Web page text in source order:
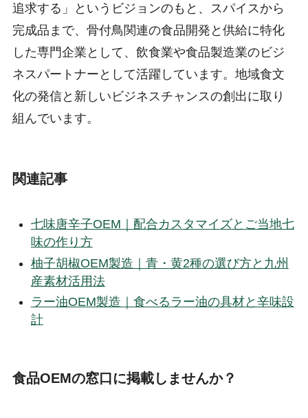
追求する」というビジョンのもと、スパイスから
完成品まで、骨付鳥関連の食品開発と供給に特化
した専門企業として、飲食業や食品製造業のビジ
ネスパートナーとして活躍しています。地域食文
化の発信と新しいビジネスチャンスの創出に取り
組んでいます。
関連記事
七味唐辛子OEM｜配合カスタマイズとご当地七
味の作り方
柚子胡椒OEM製造｜青・黄2種の選び方と九州
産素材活用法
ラー油OEM製造｜食べるラー油の具材と辛味設
計
食品OEMの窓口に掲載しませんか？